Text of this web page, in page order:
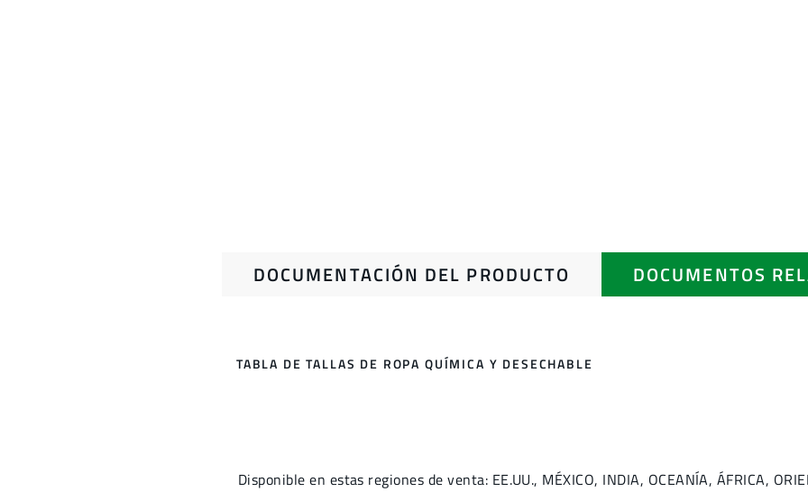
DOCUMENTACIÓN DEL PRODUCTO DOCUMENTOS
TABLA DE TALLAS DE ROPA QUÍMICA Y DESECHABLE
Disponible en estas regiones de venta: EE.UU., MÉXICO, INDIA, OCEANÍA, ÁFRICA,